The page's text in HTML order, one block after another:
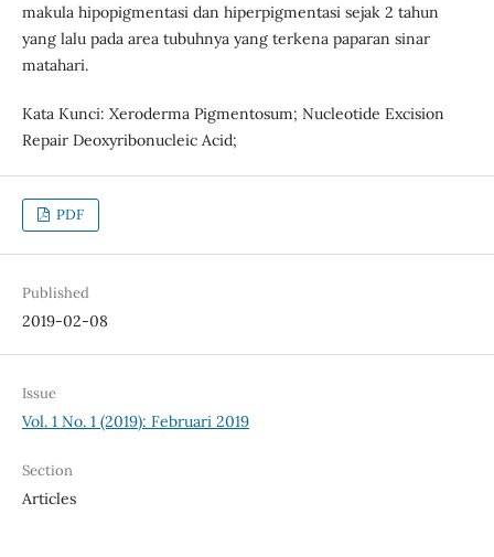
makula hipopigmentasi dan hiperpigmentasi sejak 2 tahun
yang lalu pada area tubuhnya yang terkena paparan sinar
matahari.
Kata Kunci: Xeroderma Pigmentosum; Nucleotide Excision
Repair Deoxyribonucleic Acid;
PDF
Published
2019-02-08
Issue
Vol. 1 No. 1 (2019): Februari 2019
Section
Articles